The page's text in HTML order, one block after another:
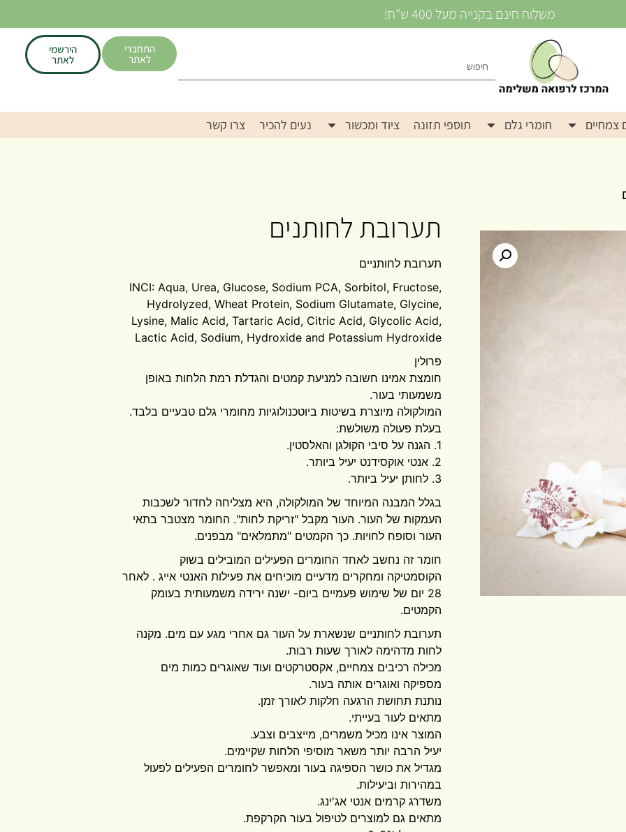
משלוח חינם בקנייה מעל 400 ש"ח!
התחברי
לאתר
הירשמי
לאתר
צמחיים חומרי גלם תוספי תזונה ציוד ומכשור נעים להכיר צרו קשר
תערובת לחותנים
תערובת לחותניים
INCI: Aqua, Urea, Glucose, Sodium PCA, Sorbitol, Fructose,
Hydrolyzed, Wheat Protein, Sodium Glutamate, Glycine,
Lysine, Malic Acid, Tartaric Acid, Citric Acid, Glycolic Acid,
Lactic Acid, Sodium, Hydroxide and Potassium Hydroxide
פרולין
חומצת אמינו חשובה למניעת קמטים והגדלת רמת הלחות באופן
משמעותי בעור.
המולקולה מיוצרת בשיטות ביוטכנולוגיות מחומרי גלם טבעיים בלבד.
בעלת פעולה משולשת:
1. הגנה על סיבי הקולגן והאלסטין.
2. אנטי אוקסידנט יעיל ביותר.
3. לחותן יעיל ביותר.
בגלל המבנה המיוחד של המולקולה, היא מצליחה לחדור לשכבות
העמקות של העור. העור מקבל "זריקת לחות". החומר מצטבר בתאי
העור וסופח לחויות. כך הקמטים "מתמלאים" מבפנים.
חומר זה נחשב לאחד החומרים הפעילים המובילים בשוק
הקוסמטיקה ומחקרים מדעיים מוכיחים את פעילות האנטי אייג . לאחר
28 יום של שימוש פעמיים ביום- ישנה ירידה משמעותית בעומק
הקמטים.
תערובת לחותניים שנשארת על העור גם אחרי מגע עם מים. מקנה
לחות מדהימה לאורך שעות רבות.
מכילה רכיבים צמחיים, אקסטרקטים ועוד שאוגרים כמות מים
מספיקה ואוגרים אותה בעור.
נותנת תחושת הרגעה חלקות לאורך זמן.
מתאים לעור בעייתי.
המוצר אינו מכיל משמרים, מייצבים וצבע.
יעיל הרבה יותר משאר מוסיפי הלחות שקיימים.
מגדיל את כושר הספיגה בעור ומאפשר לחומרים הפעילים לפעול
במהירות וביעילות.
משדרג קרמים אנטי אג'ינג.
מתאים גם למוצרים לטיפול בעור הקרקפת.